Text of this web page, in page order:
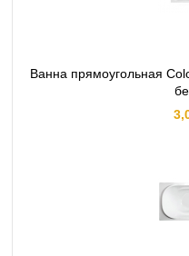
Ванна прямоугольная